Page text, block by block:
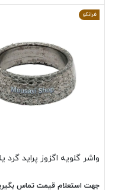
فرانکو
واشر گلویه اگزوز پراید گرد
جهت استعلام قیمت تماس